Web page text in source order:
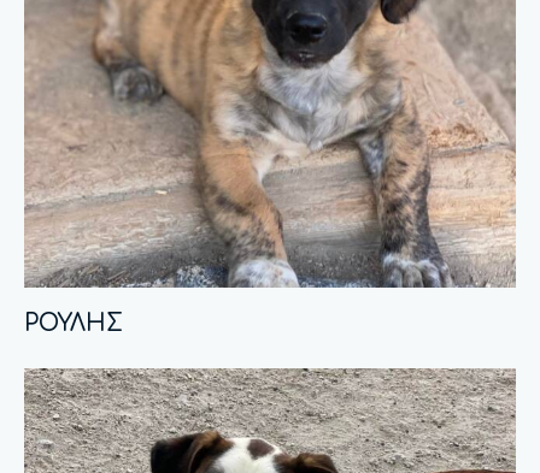
ΡΟΥΛΗΣ